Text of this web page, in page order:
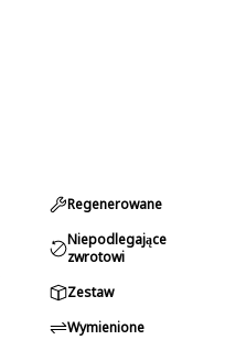
Regenerowane
Niepodlegające
zwrotowi
Zestaw
Wymienione